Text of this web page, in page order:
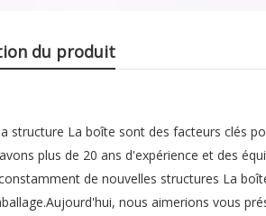
du produit
structure La boîte sont des facteurs clés
plus de 20 ans d'expérience et des
de nouvelles structures La
nous aimerions vous